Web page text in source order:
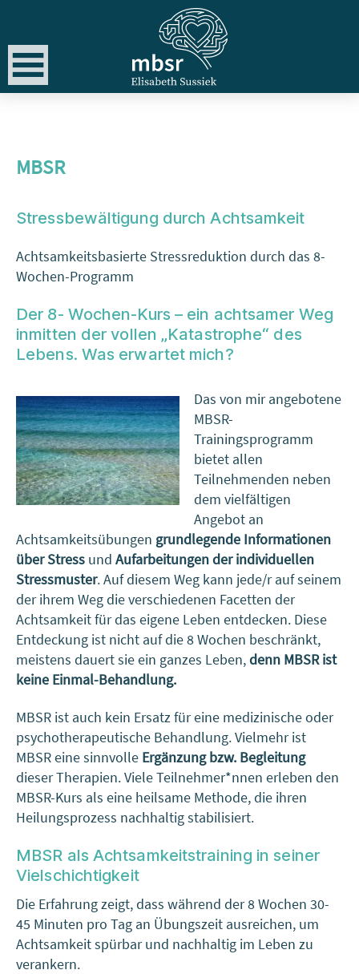
Die wirkliche Entdeckungsreise besteht nicht darin, neue
Landstriche aufzusuchen, sondern darin, mit neuen Augen zu
schauen
Marcel Proust
MBSR
Stressbewältigung durch Achtsamkeit
Achtsamkeitsbasierte Stressreduktion durch das 8-
Wochen-Programm
Der 8- Wochen-Kurs – ein achtsamer Weg
inmitten der vollen „Katastrophe“ des
Lebens. Was erwartet mich?
Das von mir angebotene
MBSR-
Trainingsprogramm
bietet allen
Teilnehmenden neben
dem vielfältigen
Angebot an
Achtsamkeitsübungen grundlegende Informationen
über Stress und Aufarbeitungen der individuellen
Stressmuster. Auf diesem Weg kann jede/r auf seinem
der ihrem Weg die verschiedenen Facetten der
Achtsamkeit für das eigene Leben entdecken. Diese
Entdeckung ist nicht auf die 8 Wochen beschränkt,
meistens dauert sie ein ganzes Leben,denn MBSR ist
keine Einmal-Behandlung.
MBSR ist auch kein Ersatz für eine medizinische oder
psychotherapeutische Behandlung. Vielmehr ist
MBSR eine sinnvolle Ergänzung bzw. Begleitung
dieser Therapien. Viele Teilnehmer*nnen erleben den
MBSR-Kurs als eine heilsame Methode, die ihren
Heilungsprozess nachhaltig stabilisiert.
MBSR als Achtsamkeitstraining in seiner
Vielschichtigkeit
Die Erfahrung zeigt, dass während der 8 Wochen 30-
45 Minuten pro Tag an Übungszeit ausreichen, um
Achtsamkeit spürbar und nachhaltig im Leben zu
verankern.